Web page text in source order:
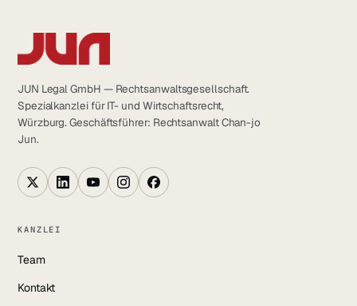
JUN Legal GmbH — Rechtsanwaltsgesellschaft.
Spezialkanzlei für IT- und Wirtschaftsrecht,
Würzburg. Geschäftsführer: Rechtsanwalt Chan-jo
Jun.
KANZLEI
Team
Kontakt